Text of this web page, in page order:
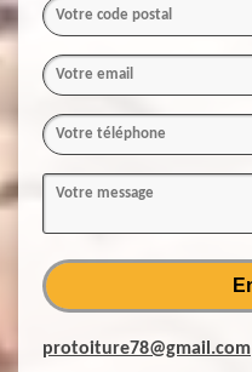
protoiture78@gmail.com